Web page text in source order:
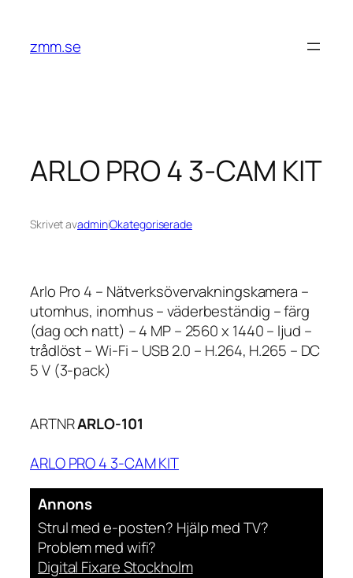
innehåll
zmm.se
ARLO PRO 4 3-CAM KIT
Skrivet avadminiOkategoriserade
Arlo Pro 4 – Nätverksövervakningskamera –
utomhus, inomhus – väderbeständig – färg
(dag och natt) – 4 MP – 2560 x 1440 – ljud –
trådlöst – Wi-Fi – USB 2.0 – H.264, H.265 – DC
5 V (3-pack)
ARTNRARLO-101
ARLO PRO 4 3-CAM KIT
Annons
Strul med e-posten? Hjälp med TV?
Problem med wifi?
Digital Fixare Stockholm